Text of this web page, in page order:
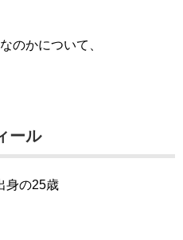
のかについて、
ール
身の25歳